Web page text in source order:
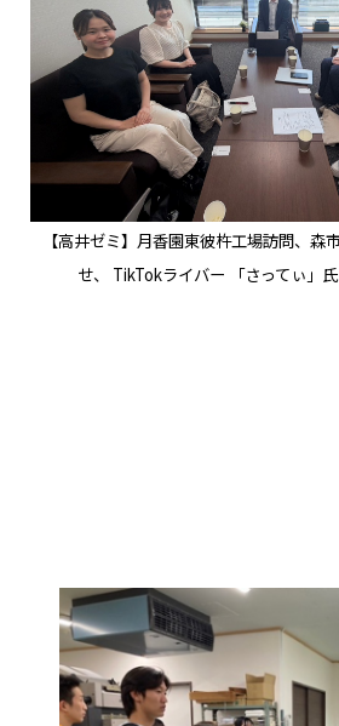
【高井ゼミ】月香園東彼杵工場訪問、森
せ、
TikTokライバー 「さってぃ」